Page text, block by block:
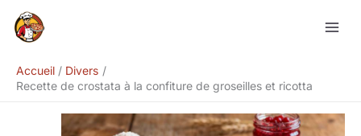
Accueil
Divers
Recette de crostata à la confiture de groseilles et ricotta
Rechercher